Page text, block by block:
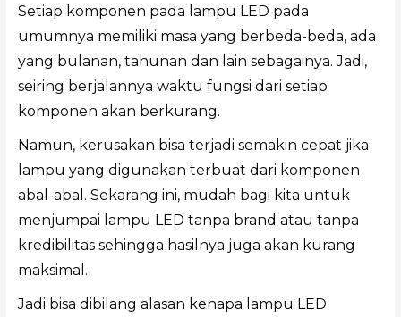
Setiap komponen pada lampu LED pada
umumnya memiliki masa yang berbeda-beda, ada
yang bulanan, tahunan dan lain sebagainya. Jadi,
seiring berjalannya waktu fungsi dari setiap
komponen akan berkurang.
Namun, kerusakan bisa terjadi semakin cepat jika
lampu yang digunakan terbuat dari komponen
abal-abal. Sekarang ini, mudah bagi kita untuk
menjumpai lampu LED tanpa brand atau tanpa
kredibilitas sehingga hasilnya juga akan kurang
maksimal.
Jadi bisa dibilang alasan kenapa lampu LED